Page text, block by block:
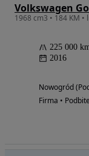
1968 cm3 • 184 KM
225 000
2016
Nowogród
Firma • Podbite